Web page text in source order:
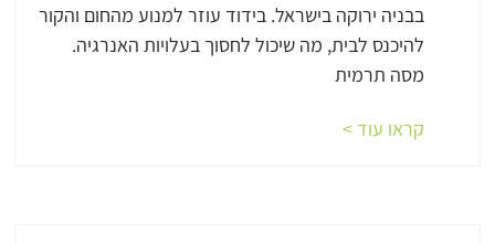
בבניה ירוקה בישראל. בידוד עוזר למנוע מהחום והקור
להיכנס לבית, מה שיכול לחסוך בעלויות האנרגיה.
מסה תרמית
קראו עוד >